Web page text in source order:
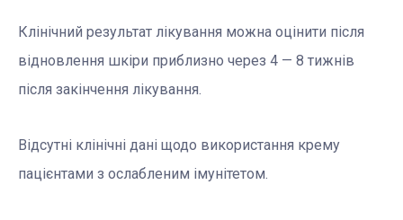
Клінічний результат лікування можна оцінити після
відновлення шкіри приблизно через 4 — 8 тижнів
після закінчення лікування.
Відсутні клінічні дані щодо використання крему
пацієнтами з ослабленим імунітетом.